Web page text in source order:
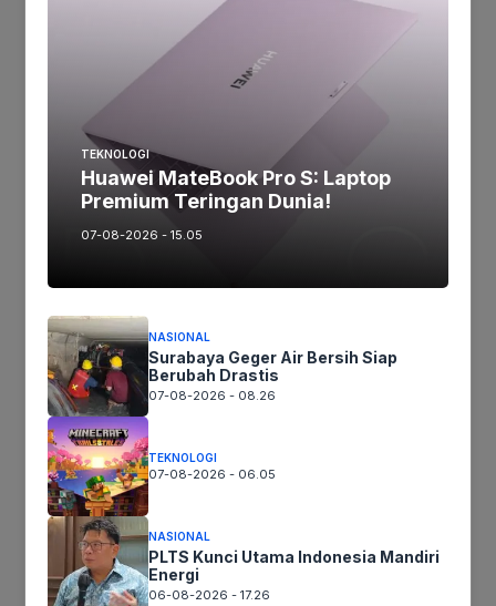
Tinggalkan komentar
Komentar
Nama
Surel
Situs
web
Simpan nama, email, dan situs web saya pada peramban ini
untuk komentar saya berikutnya.
TEKNOLOGI
Huawei MateBook Pro S: Laptop
Premium Teringan Dunia!
07-08-2026 - 15.05
NASIONAL
Surabaya Geger Air Bersih Siap
Berubah Drastis
07-08-2026 - 08.26
TEKNOLOGI
07-08-2026 - 06.05
NASIONAL
PLTS Kunci Utama Indonesia Mandiri
Energi
06-08-2026 - 17.26